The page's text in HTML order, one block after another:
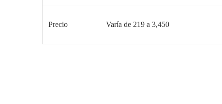
Precio Varía de 219 a 3,450